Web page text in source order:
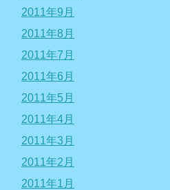
2011年9月
2011年8月
2011年7月
2011年6月
2011年5月
2011年4月
2011年3月
2011年2月
2011年1月